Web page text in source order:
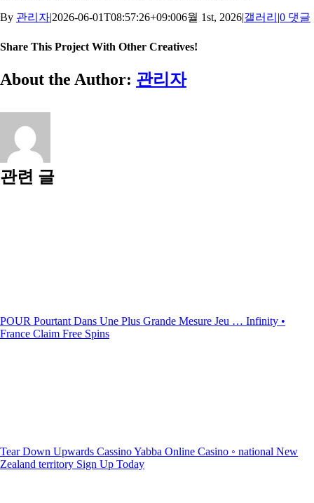
By 관리자|2026-06-01T08:57:26+09:006월 1st, 2026|갤러리 |0 댓글
Share This Project With Other Creatives!
Facebook
X
Pinterest
이
메
About the Author: 관리자
관련 글
POUR Pourtant Dans Une Plus Grande Mesure Jeu … Infinity •
France Claim Free Spins
Tear Down Upwards Cassino Yabba Online Casino ◦ national New
Zealand territory Sign Up Today